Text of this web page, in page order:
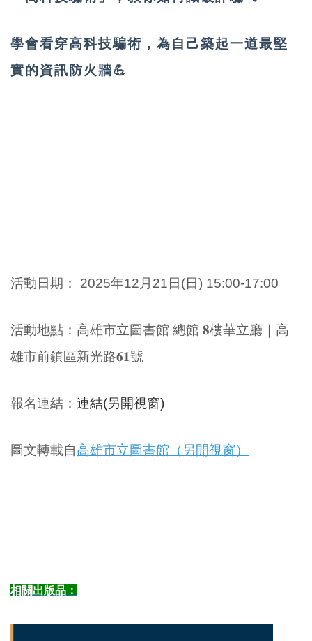
學會看穿高科技騙術，為自己築起一道最堅
實的資訊防火牆💪
活動日期： 2025年12月21日(日) 15:00-17:00
活動地點 ： 高雄市立圖書館 總館 𝟖樓華立廳
高
雄市前鎮區新光路𝟔𝟏號
報名連結 ： 連結(另開視窗)
圖文轉載自高雄市立圖書館（另開視窗）
相關出版品：